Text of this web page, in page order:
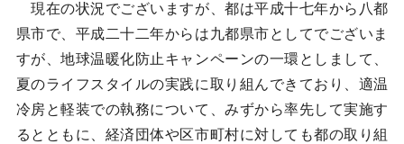
現在の状況でございますが、都は平成十七年から八都
県市で、平成二十二年からは九都県市としてでございま
すが、地球温暖化防止キャンペーンの一環としまして、
夏のライフスタイルの実践に取り組んできており、適温
冷房と軽装での執務について、みずから率先して実施す
るとともに、経済団体や区市町村に対しても都の取り組